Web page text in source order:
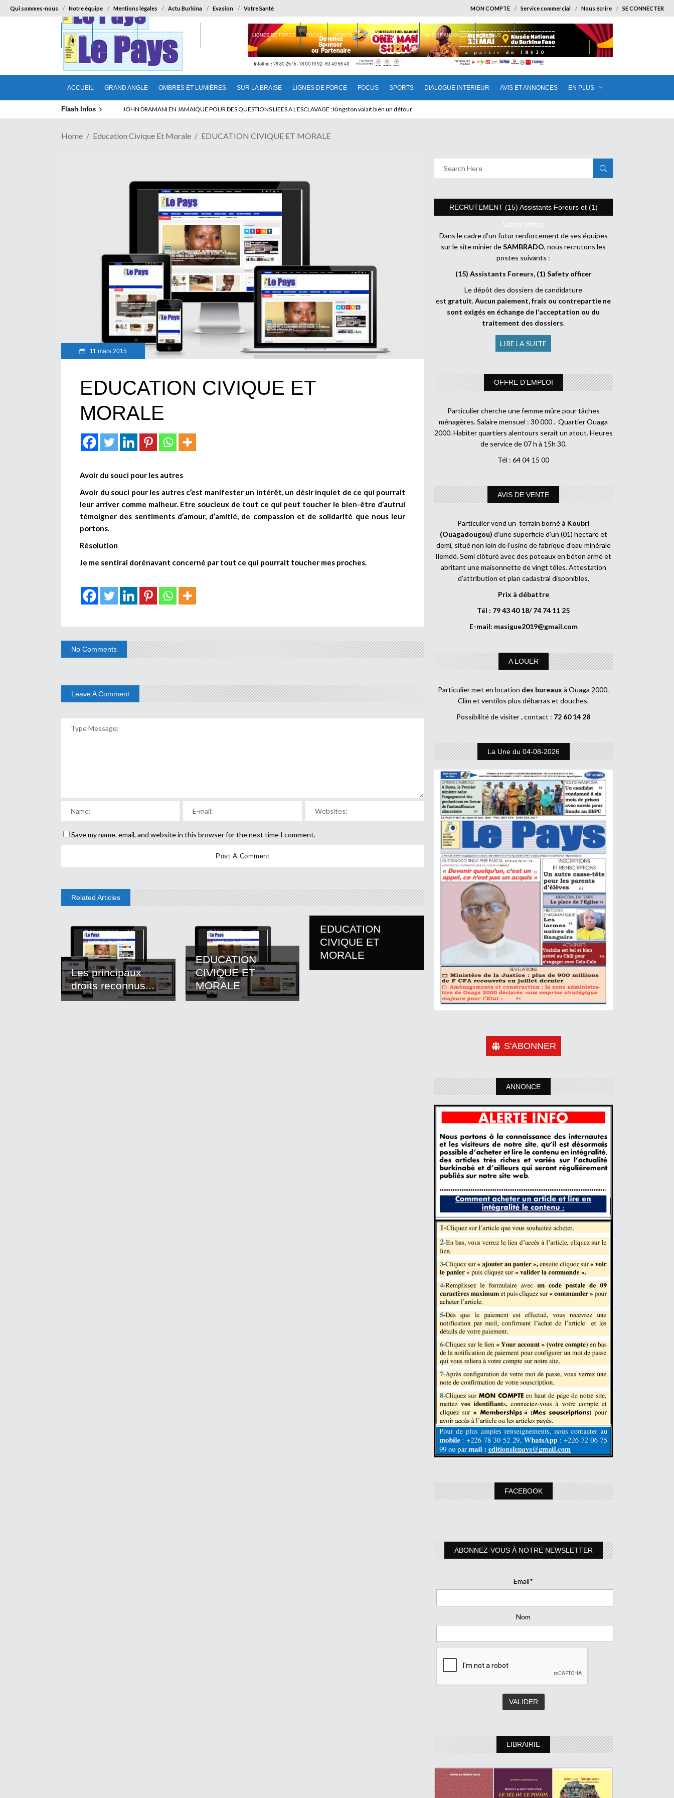
Qui sommes-nous Notre équipe Mentions légales Actu Burkina Evasion Votre Santé MON COMPTE Service commercial Nous écrire SE CONNECTER
ACCUEIL GRAND ANGLE OMBRES ET LUMIÈRES SUR LA BRAISE LIGNES DE FORCE FOCUS SPORTS DIALOGUE INTERIEUR AVIS ET ANNONCES EN PLUS
ACCUEIL GRAND ANGLE OMBRES ET LUMIÈRES LIGNES DE FORCE FOCUS SPORTS DIALOGUE INTERIEUR AVIS ET ANNONCES EN PLUS
Flash Infos ABSENCE PROLONGEE DE PAUL BIYA DU CAMEROUN : Qui pilote le Cameroun ?
Home Education Civique Et Morale EDUCATION CIVIQUE ET MORALE
11 mars 2015
EDUCATION CIVIQUE ET
MORALE
Avoir du souci pour les autres
Avoir du souci pour les autres c’est manifester un intérêt, un désir inquiet de ce qui pourrait
leur arriver comme malheur. Etre soucieux de tout ce qui peut toucher le bien-être d’autrui
témoigner des sentiments d’amour, d’amitié, de compassion et de solidarité que nous leur
portons.
Résolution
Je me sentirai dorénavant concerné par tout ce qui pourrait toucher mes proches.
No Comments
Leave A Comment
Save my name, email, and website in this browser for the next time I comment.
Related Articles
Les principaux
droits reconnus...
EDUCATION
CIVIQUE ET
MORALE
EDUCATION
CIVIQUE ET
MORALE
RECRUTEMENT (15) Assistants Foreurs et (1)
Safety officer
Dans le cadre d’un futur renforcement de ses équipes
sur le site minier deSAMBRADO, nous recrutons les
postes suivants :
(15) Assistants Foreurs, (1) Safety officer
Le dépôt des dossiers de candidature
est gratuit.Aucun paiement, frais ou contrepartie ne
sont exigés en échange de l’acceptation ou du
traitement des dossiers.
LIRE LA SUITE
OFFRE D’EMPLOI
Particulier cherche une femme mûre pour tâches
ménagères. Salaire mensuel : 30 000 . Quartier Ouaga
2000. Habiter quartiers alentours serait un atout. Heures
de service de 07 h à 15h 30.
Tél : 64 04 15 00
AVIS DE VENTE
Particulier vend un terrain borné à Koubri
(Ouagadougou) d’une superficie d’un (01) hectare et
demi, situé non loin de l’usine de fabrique d’eau minérale
Ilemdé. Semi clôturé avec des poteaux en béton armé et
abritant une maisonnette de vingt tôles. Attestation
d’attribution et plan cadastral disponibles.
Prix à débattre
Tél : 79 43 40 18/ 74 74 11 25
E-mail: masigue2019@gmail.com
A LOUER
Particulier met en location des bureaux à Ouaga 2000.
Clim et ventilos plus débarras et douches.
Possibilité de visiter , contact : 72 60 14 28
La Une du 04-08-2026
S'ABONNER
ANNONCE
FACEBOOK
ABONNEZ-VOUS À NOTRE NEWSLETTER
Email*
Nom
LIBRAIRIE